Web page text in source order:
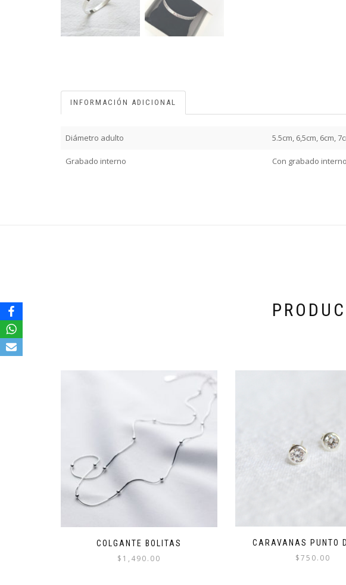
INFORMACIÓN ADICIONAL
Diámetro adulto 5.5cm, 6,5cm, 6cm,
Grabado interno Con grabado
COLGANTE BOLITAS
$ 1,490.00
CARAVANAS PUNTO
$750.00